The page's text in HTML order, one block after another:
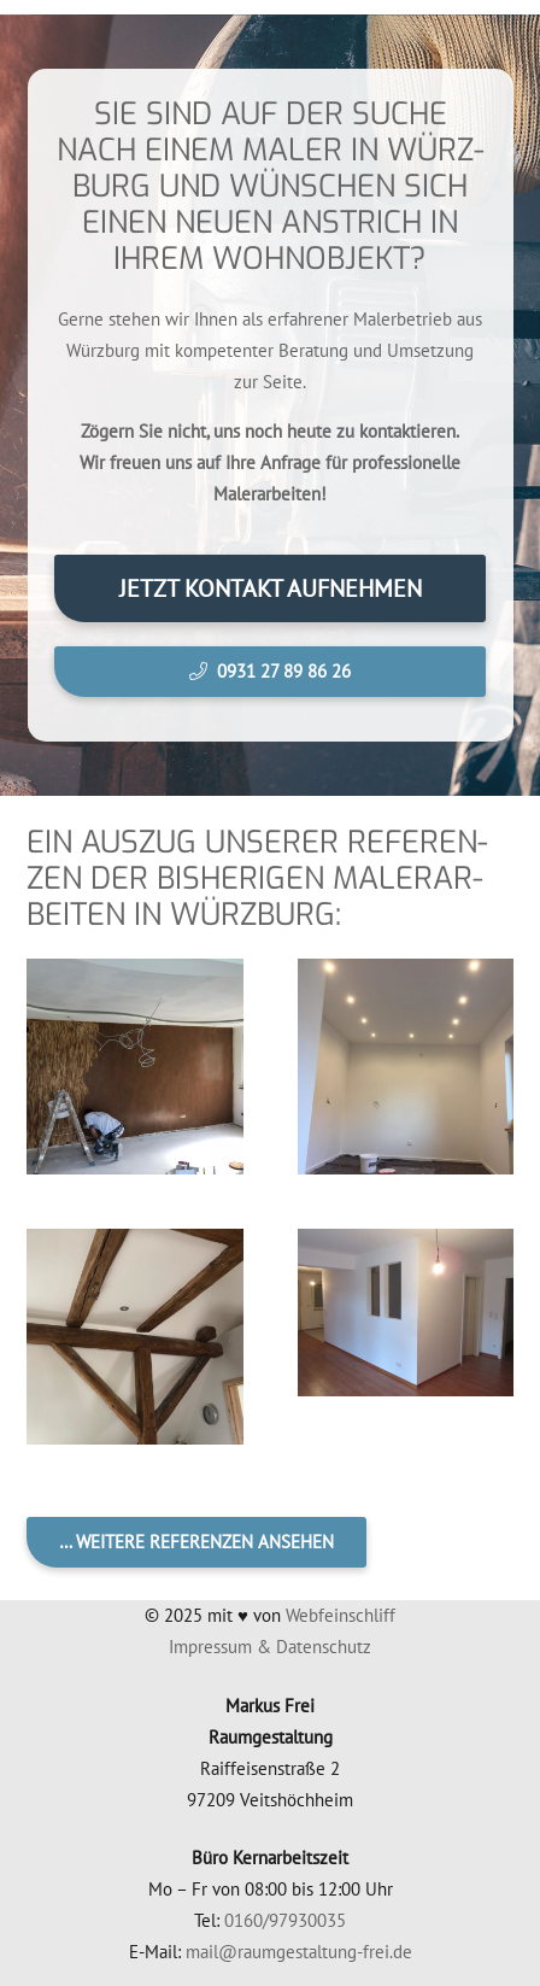
SIE SIND AUF DER SUCHE
NACH EINEM MALER IN WÜRZ­
BURG UND WÜN­SCHEN SICH
EINEN NEU­EN ANSTRICH IN
IHREM WOHNOBJEKT?
Ger­ne ste­hen wir Ihnen als erfah­re­ner Maler­be­trieb aus
Würz­burg mit kom­pe­ten­ter Bera­tung und Umset­zung
zur Seite.
Zögern Sie nicht, uns noch heu­te zu kontaktieren.
Wir freu­en uns auf Ihre Anfra­ge für pro­fes­sio­nel­le
Malerarbeiten!
JETZT KON­TAKT AUFNEHMEN
0931 27 89 86 26
EIN AUS­ZUG UNSE­RER REFE­REN­
ZEN DER BIS­HE­RI­GEN MALER­AR­
BEI­TEN IN WÜRZBURG:
… WEI­TE­RE REFE­REN­ZEN ANSEHEN
© 2025 mit ♥ von Web­fein­schliff
Impres­sum & Datenschutz
Mar­kus Frei
Raumgestaltung
Raiff­ei­sen­stra­ße 2
97209 Veitshöchheim
Büro Kern­ar­beits­zeit
Mo – Fr von 08:00 bis 12:00 Uhr
Tel: 0160/97930035
E‑Mail: mail@raumgestaltung-frei.de